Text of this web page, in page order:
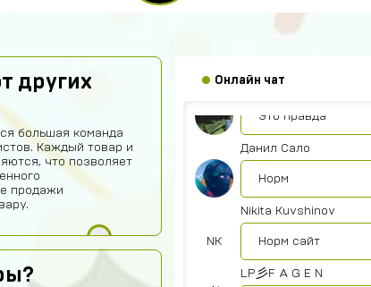
других
большая команда
Каждый товар и
что позволяет
продажи
Онлайн чат
Азиз Шарипов
Это правда
Данил Сало
Норм
NK
Nikita Kuvshinov
Норм сайт
LP彡F A G E N